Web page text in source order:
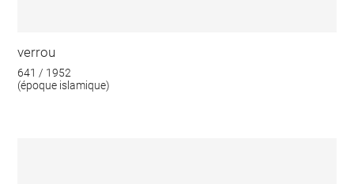
verrou
641 / 1952
(époque islamique)